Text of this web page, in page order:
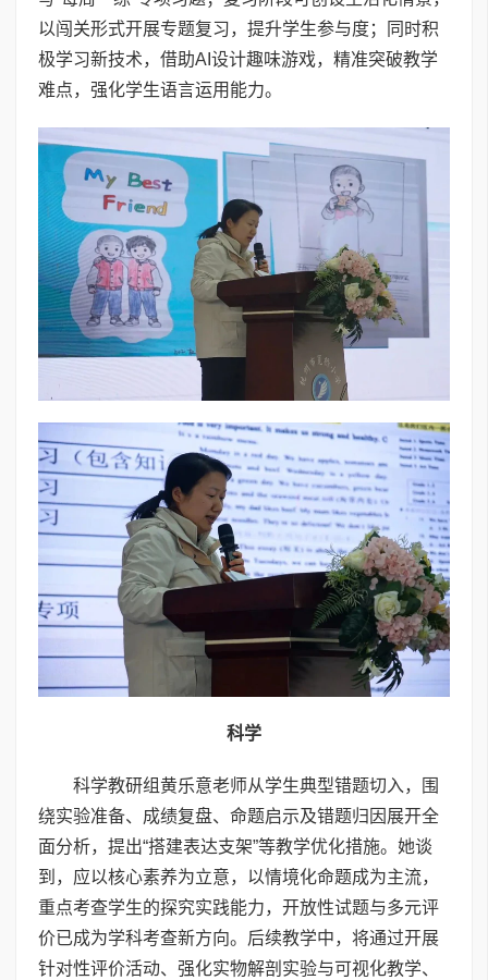
以闯关形式开展专题复习，提升学生参与度；同时积
极学习新技术，借助AI设计趣味游戏，精准突破教学
难点，强化学生语言运用能力。
科学
科学教研组黄乐意老师从学生典型错题切入，围
绕实验准备、成绩复盘、命题启示及错题归因展开全
面分析，提出“搭建表达支架”等教学优化措施。她谈
到，应以核心素养为立意，以情境化命题成为主流，
重点考查学生的探究实践能力，开放性试题与多元评
价已成为学科考查新方向。后续教学中，将通过开展
针对性评价活动、强化实物解剖实验与可视化教学、